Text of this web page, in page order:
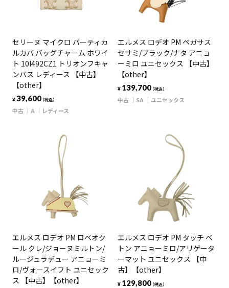
セリーヌ マイクロ バーティカ
ルカバ バッグチャーム ホワイ
ト 10I492CZ1 トリオンフキャ
ンバス レディース 【中古】
【other】
¥39,600（税込）
中古 A レディース
エルメス ロデオ PM ペガサス
セサミ/ブラック/ナタ アニョ
ーミロ ユニセックス 【中古】
【other】
¥ 139,700（税込）
中古 SA ユニセックス
エルメス ロデオ PM ロベオク
ール クレ/ジョーヌミルトン/
ルージュラデュー アニョーミ
ロ/ヴォースイフト ユニセック
ス 【中古】【other】
エルメス ロデオ PM タッチ べ
トン アニョーミロ/アリゲータ
ーマット ユニセックス 【中
古】【other】
¥ 129,800（税込）